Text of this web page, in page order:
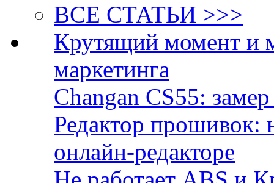
ВСЕ СТАТЬИ >>>
Крутящий момент и
маркетинга
Changan CS55:
Редактор прошивок:
онлайн-редакторе